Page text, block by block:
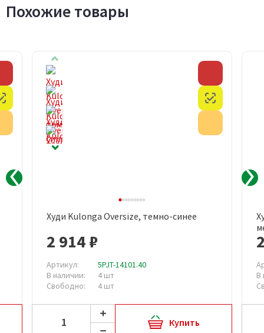
Похожие товары
Честный знак
Худи Kulonga Oversize, темно-синее
2 914 ₽
Артикул:
5PJT-14101.40
В наличии:
4 шт
Свободно:
4 шт
Купить
В